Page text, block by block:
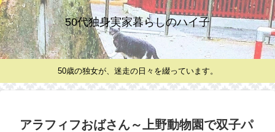
50代独身実家暮らしのハイ子
50歳の独女が、迷走の日々を綴っています。
アラフィフおばさん～上野動物園で双子パ